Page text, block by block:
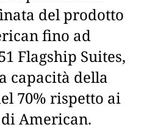
del prodotto
fino ad
Flagship Suites,
capacità della
70% rispetto ai
American.